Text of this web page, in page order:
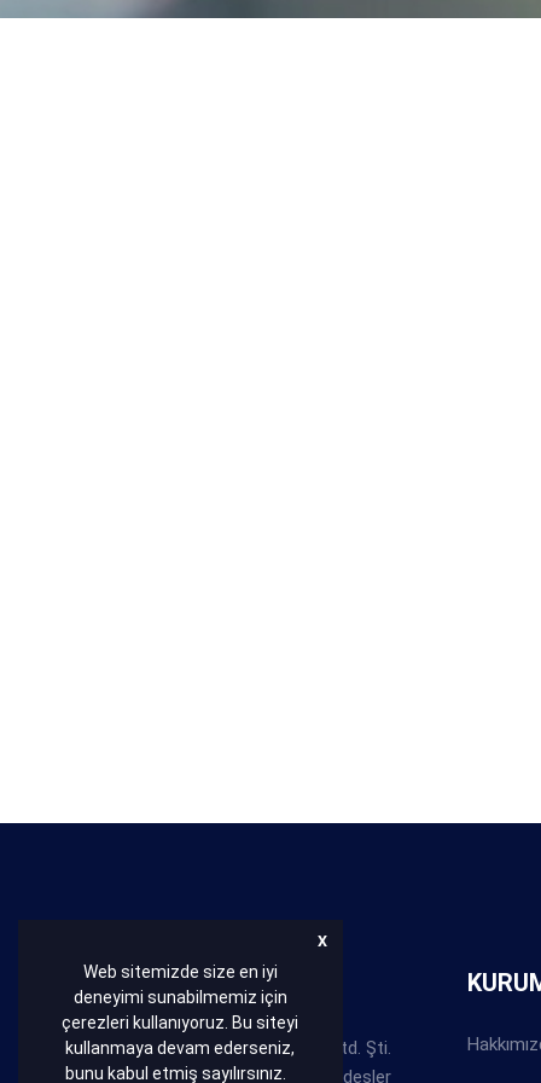
Web sitemizde size en iyi
deneyimi sunabilmemiz için
çerezleri kullanıyoruz. Bu siteyi
kullanmaya devam ederseniz,
bunu kabul etmiş sayılırsınız.
X
HAKKIMIZDA
Bakır Conta Balata San. Tic. Ltd. Şti.
Abdullah ve Behzat ABACI kardeşler